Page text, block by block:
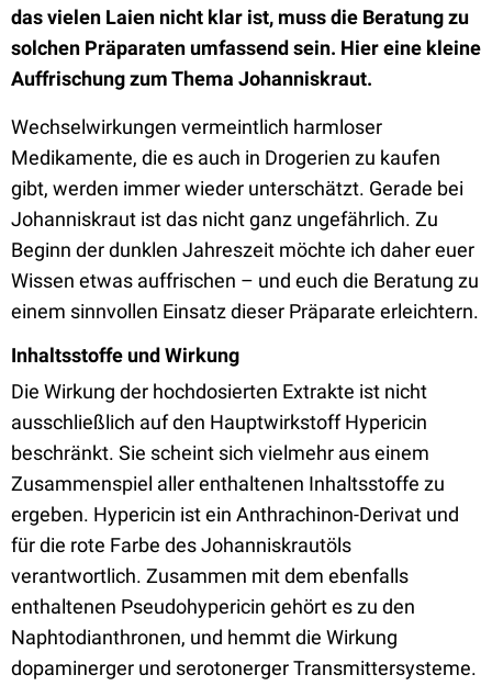
das vielen Laien nicht klar ist, muss die Beratung zu
solchen Präparaten umfassend sein. Hier eine kleine
Auffrischung zum Thema Johanniskraut.
Wechselwirkungen vermeintlich harmloser
Medikamente, die es auch in Drogerien zu kaufen
gibt, werden immer wieder unterschätzt. Gerade bei
Johanniskraut ist das nicht ganz ungefährlich. Zu
Beginn der dunklen Jahreszeit möchte ich daher euer
Wissen etwas auffrischen – und euch die Beratung zu
einem sinnvollen Einsatz dieser Präparate erleichtern.
Inhaltsstoffe und Wirkung
Die Wirkung der hochdosierten Extrakte ist nicht
ausschließlich auf den Hauptwirkstoff Hypericin
beschränkt. Sie scheint sich vielmehr aus einem
Zusammenspiel aller enthaltenen Inhaltsstoffe zu
ergeben. Hypericin ist ein Anthrachinon-Derivat und
für die rote Farbe des Johanniskrautöls
verantwortlich. Zusammen mit dem ebenfalls
enthaltenen Pseudohypericin gehört es zu den
Naphtodianthronen, und hemmt die Wirkung
dopaminerger und serotonerger Transmittersysteme.